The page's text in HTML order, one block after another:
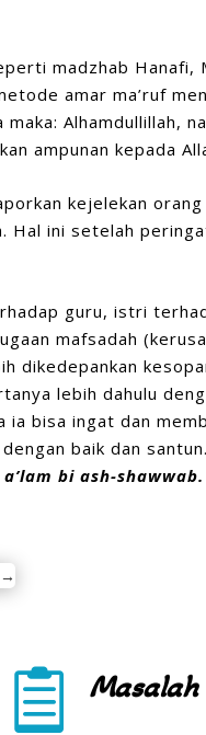
madzhab Hanafi,
amar ma’ruf
Alhamdullillah,
ampunan kepada
kejelekan
Hal ini setelah
guru, istri
mafsadah
dikedepankan
lebih dahulu
bisa ingat dan
baik dan
bi ash-shawwab.
→
 Masalah